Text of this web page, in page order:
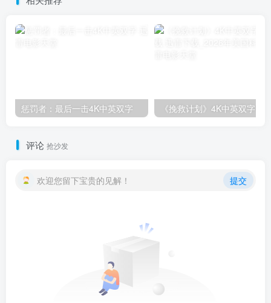
惩罚者：最后一击4K中英双字
评论 抢沙发
欢迎您留下宝贵的见解！ 提交